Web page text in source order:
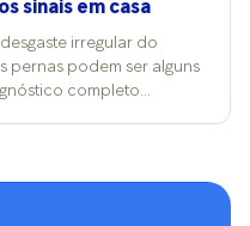
sinais em casa
irregular do
pernas podem ser alguns
completo
esclarece que pé
a redução ou